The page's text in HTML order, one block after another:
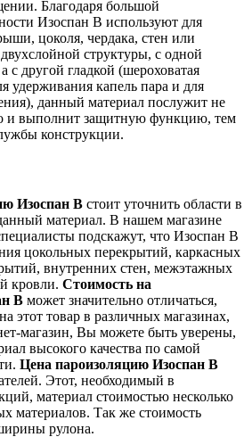
Благодаря большой
Изоспан В используют для
цоколя, чердака, стен или
структуры, с одной
с другой гладкой (шероховатая
удерживания капель пара и для
данный материал послужит не
и выполнит защитную функцию, тем
конструкции.
Изоспан В стоит уточнить области в
материал. В нашем магазине
подскажут, что Изоспан В
цокольных перекрытий, каркасных
внутренних стен, межэтажных
кровли. Стоимость на
В может значительно отличаться,
этот товар в различных магазинах,
магазин, Вы можете быть уверены,
высокого качества по самой
Цена пароизоляцию Изоспан В
Этот, необходимый в
материал стоимостью несколько
материалов. Так же стоимость
рулона.